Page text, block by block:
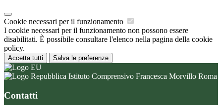
Cookie necessari per il funzionamento
I cookie necessari per il funzionamento non possono essere
disabilitati. È possibile consultare l'elenco nella pagina della cookie
policy.
Accetta tutti Salva le preferenze
Istituto Comprensivo Francesca Morvillo Roma
Contatti